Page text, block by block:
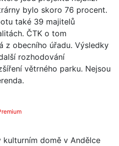
bylo skoro 76 procent.
také 39 majitelů
ČTK o tom
z obecního úřadu. Výsledky
rozhodování
větrného parku. Nejsou
domě v Andělce